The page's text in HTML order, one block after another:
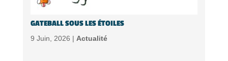
GATEBALL SOUS LES ÉTOILES
9 Juin, 2026 | Actualité